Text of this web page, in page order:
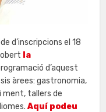
d’inscripcions el 18
la
d’aquest
àrees: gastronomia,
ment, tallers de
Aquí podeu